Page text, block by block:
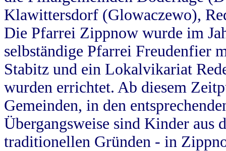
Klawittersdorf (Glowaczewo),
Die Pfarrei Zippnow wurde im
selbständige Pfarrei Freudenfier
Stabitz und ein Lokalvikariat
wurden errichtet. Ab diesem
Gemeinden, in den
Übergangsweise sind Kinder aus
traditionellen Gründen - in